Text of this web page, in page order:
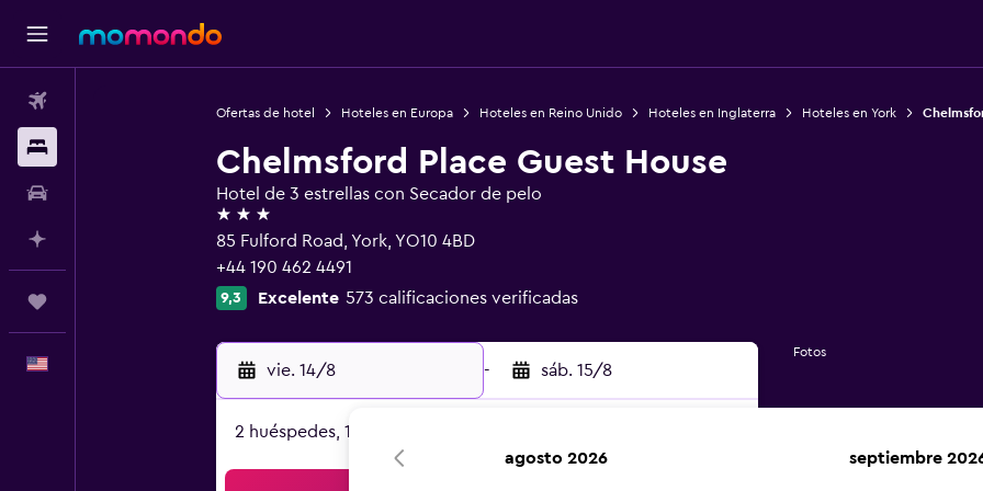
Ofertas de hotel Hoteles en Europa Hoteles en Reino Unido Hoteles en Inglaterra Hoteles en York
Chelmsford Place Guest House
Hotel de 3 estrellas con Secador de pelo
3 estrellas
85 Fulford Road, York, YO10 4BD
+44 190 462 4491
9,3 Excelente 573 calificaciones verificadas
vie. 14/8 - sáb. 15/8
2 huéspedes, 1 habitación
Fotos
agosto 2026 septiembre